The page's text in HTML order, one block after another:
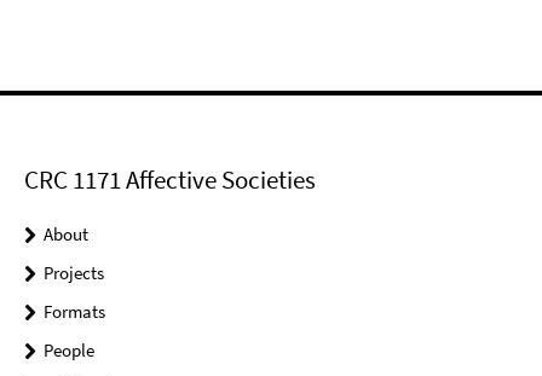
CRC 1171 Affective Societies
About
Projects
Formats
People